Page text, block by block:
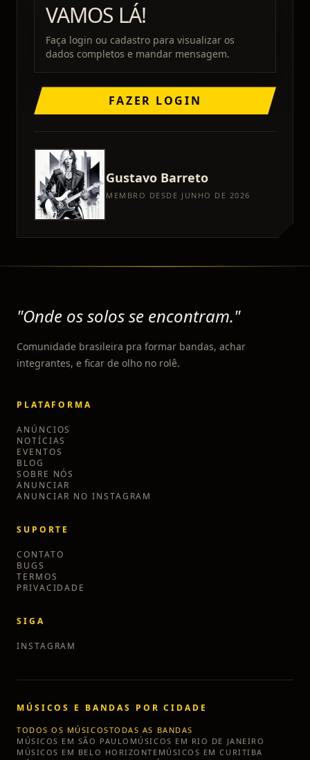
VAMOS LÁ!
Faça login ou cadastro para visualizar os
dados completos e mandar mensagem.
FAZER LOGIN
Gustavo Barreto
MEMBRO DESDE JUNHO DE 2026
"Onde os solos se encontram."
Comunidade brasileira pra formar bandas, achar
integrantes, e ficar de olho no rolê.
PLATAFORMA
ANÚNCIOS
NOTÍCIAS
EVENTOS
BLOG
SOBRE NÓS
ANUNCIAR
ANUNCIAR NO INSTAGRAM
SUPORTE
CONTATO
BUGS
TERMOS
PRIVACIDADE
SIGA
INSTAGRAM
MÚSICOS E BANDAS POR CIDADE
TODOS OS MÚSICOSTODAS AS BANDAS
MÚSICOS EM SÃO PAULO MÚSICOS EM RIO DE JANEIRO
MÚSICOS EM BELO HORIZONTE MÚSICOS EMCURITIBA